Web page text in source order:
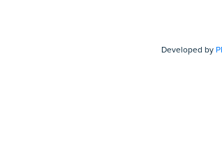
Developed by